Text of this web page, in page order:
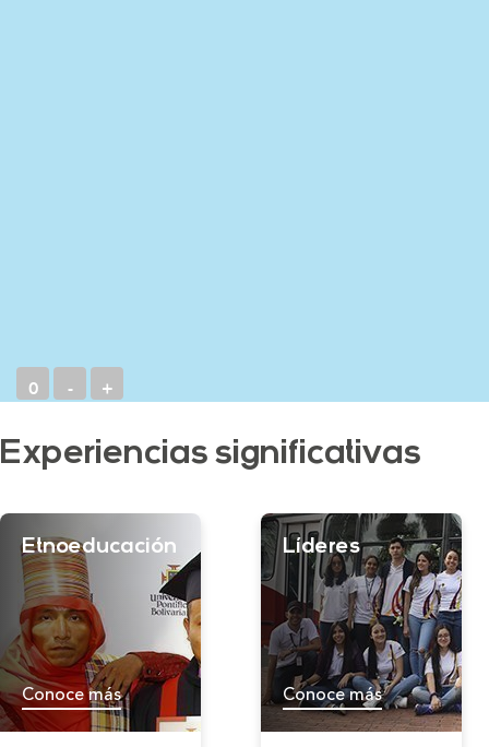
0 - +
Experiencias significativas
Etnoeducación
Conoce más
Líderes
Conoce más